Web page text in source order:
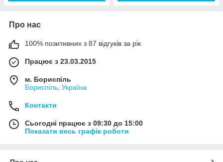
Про нас
100% позитивних з 87 відгуків за рік
Працює з 23.03.2015
м. Бориспіль
Бориспіль, Україна
Контакти
Сьогодні працює з 09:30 до 15:00
Показати весь графік роботи